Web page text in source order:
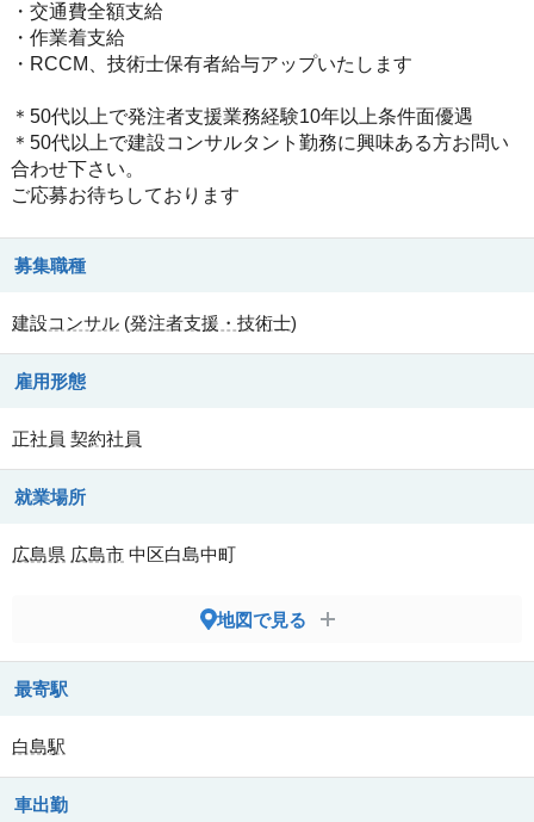
・交通費全額支給
・作業着支給
・RCCM、技術士保有者給与アップいたします
＊50代以上で発注者支援業務経験10年以上条件面優遇
＊50代以上で建設コンサルタント勤務に興味ある方お問い
合わせ下さい。
ご応募お待ちしております
募集職種
建設コンサル (発注者支援・技術士)
雇用形態
正社員 契約社員
就業場所
広島県 広島市 中区白島中町
地図で見る
最寄駅
白島駅
車出勤